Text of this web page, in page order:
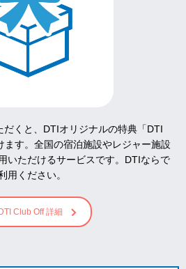
くと、DTIオリジナルの特典「DTI
す。全国の宿泊施設やレジャー施設
いただけるサービスです。DTIならで
用ください。
DTI Club Off 詳細